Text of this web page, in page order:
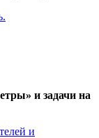
и задачи на
и